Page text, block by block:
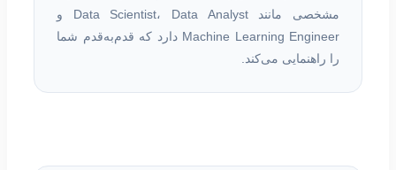
مشخصی مانند Data Scientist، Data Analyst و
Machine Learning Engineer دارد که قدم‌به‌قدم شما
را راهنمایی می‌کند.